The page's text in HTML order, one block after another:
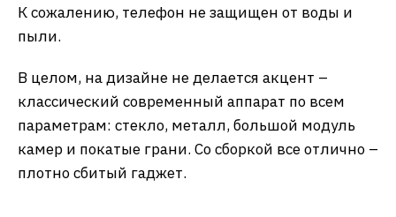
К сожалению, телефон не защищен от воды и
пыли.
В целом, на дизайне не делается акцент –
классический современный аппарат по всем
параметрам: стекло, металл, большой модуль
камер и покатые грани. Со сборкой все отлично –
плотно сбитый гаджет.